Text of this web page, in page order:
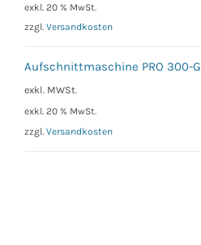
exkl. 20 % MwSt.
zzgl. Versandkosten
Aufschnittmaschine PRO 300-G
exkl. MWSt.
exkl. 20 % MwSt.
zzgl. Versandkosten